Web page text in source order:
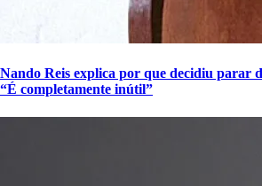
Nando Reis explica por que decidiu parar
“É completamente inútil”